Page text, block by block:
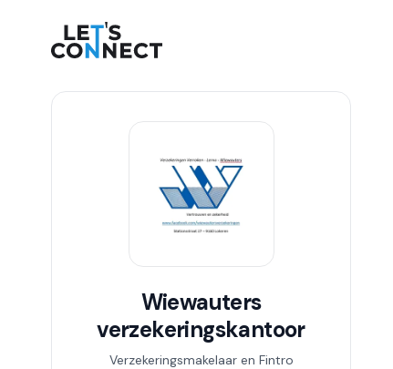
Let's Connect
Wiewauters
verzekeringskantoor
Verzekeringsmakelaar en Fintro